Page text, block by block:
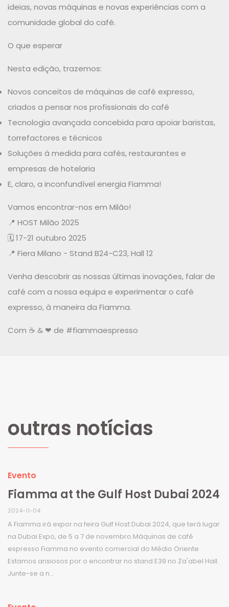
ideias, novas máquinas e novas experiências com a
comunidade global do café.
O que esperar
Nesta edição, trazemos:
Novos conceitos de máquinas de café expresso,
criados a pensar nos profissionais do café
Tecnologia avançada concebida para apoiar baristas,
torrefactores e técnicos
Soluções à medida para cafés, restaurantes e
empresas de hotelaria
E, claro, a inconfundível energia Fiamma!
Vamos encontrar-nos em Milão!
📍 HOST Milão 2025
🗓️ 17-21 outubro 2025
📍 Fiera Milano - Stand B24-C23, Hall 12
Venha descobrir as nossas últimas inovações, falar de
café com a nossa equipa e experimentar o café
expresso, à maneira da Fiamma.
Com ☕ & ❤ de #fiammaespresso
outras notícias
Evento
Fiamma at the Gulf Host Dubai 2024
2024-11-04
A Fiamma irá expor na feira Gulf Host Dubai 2024, que terá lugar
na Dubai Expo, de 5 a 7 de novembro.Máquinas de café
espresso Fiamma no evento comercial do Médio Oriente
Estamos ansiosos por o encontrar no stand E39 no Za'abel Hall.
Junte-se a n...